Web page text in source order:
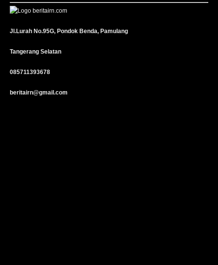
Jl.Lurah No.95G, Pondok Benda, Pamulang
Tangerang Selatan
085711393678
beritairn@gmail.com